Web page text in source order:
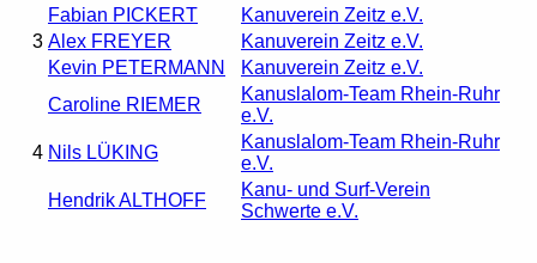
3
Fabian PICKERT
Kanuverein Zeitz e.V.
Alex FREYER
Kanuverein Zeitz e.V.
Kevin PETERMANN
Kanuverein Zeitz e.V.
4
Caroline RIEMER
Kanuslalom-Team Rhein-Ruhr
e.V.
Nils LÜKING
Kanuslalom-Team Rhein-Ruhr
e.V.
Hendrik ALTHOFF
Kanu- und Surf-Verein
Schwerte e.V.